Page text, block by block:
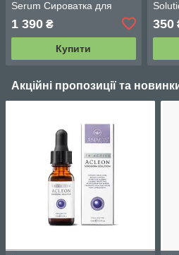
Serum Сироватка для
30 мл
1 390 ₴
Купити
30 ml
350
Акційні пропозиції та